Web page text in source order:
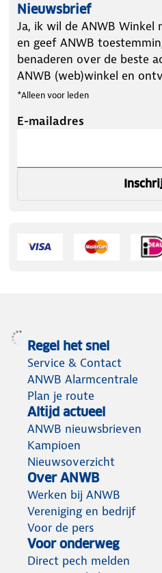
Nieuwsbrief
Ja, ik wil de ANWB
en geef ANWB
benaderen over de beste
ANWB (web)winkel en
*Alleen voor leden
E-mailadres
Regel het snel
Service & Contact
ANWB Alarmcentrale
Plan je route
Altijd actueel
ANWB nieuwsbrieven
Kampioen
Nieuwsoverzicht
Over ANWB
Werken bij ANWB
Vereniging en bedrijf
Voor de pers
Voor onderweg
Direct pech melden